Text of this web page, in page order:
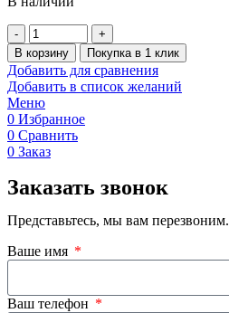
В корзину Покупка в 1 клик
Добавить для сравнения
Добавить в список желаний
Меню
0 Избранное
0 Сравнить
0 Заказ
Заказать звонок
Представьтесь, мы вам перезвоним.
Ваше имя
Ваш телефон